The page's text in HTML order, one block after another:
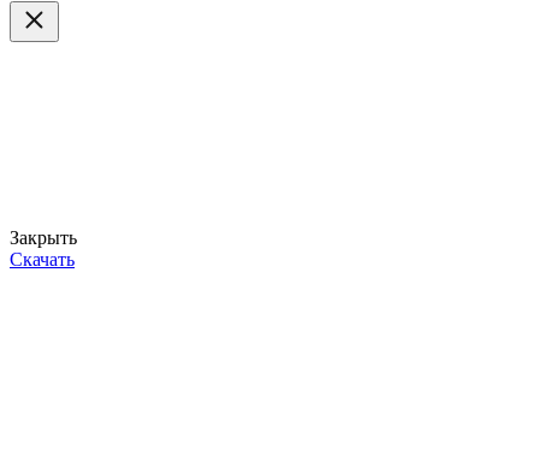
Закрыть
Скачать